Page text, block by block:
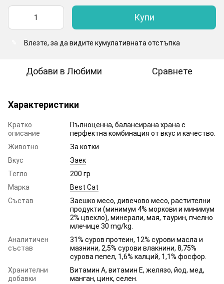
Купи
Влезте, за да видите кумулативната отстъпка
Добави в Любими Сравнете
Характеристики
Кратко
описание
Пълноценна, балансирана храна с
перфектна комбинация от вкус и качество.
Животно
За котки
Вкус
Заек
Тегло
200 гр
Марка
Best Cat
Състав
Заешко месо, дивечово месо, растителни
продукти (минимум 4% моркови и минимум
2% цвекло), минерали, мая, таурин, пчелно
млечице 30 mg/kg.
Аналитичен
състав
31% суров протеин, 12% сурови масла и
мазнини, 2,5% сурови влакнини, 8,75%
сурова пепел, 1,6% калций, 1,1% фосфор.
Хранителни
добавки
Витамин А, витамин Е, желязо, йод, мед,
манган, цинк, селен.